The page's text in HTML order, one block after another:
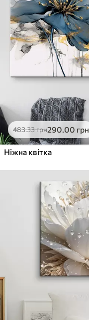
483.33грн290.00 грн
Ніжна квітка